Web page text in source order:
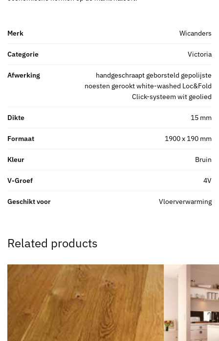
Merk Wicanders
Categorie Victoria
Afwerking
handgeschraapt geborsteld gepolijste
noesten gerookt white-washed Loc&Fold
Click-systeem wit geolied
Dikte 15 mm
Formaat 1900 x 190 mm
Kleur Bruin
V-Groef 4V
Geschikt voor Vloerverwarming
Related products